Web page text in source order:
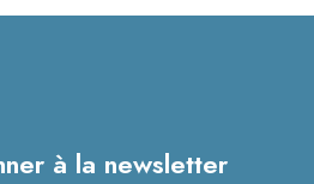
à la newsletter